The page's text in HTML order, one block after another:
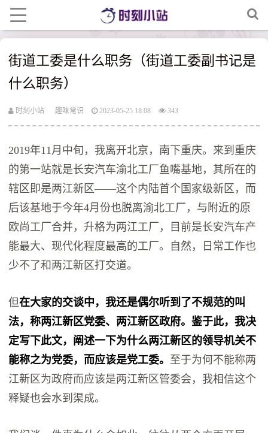
街道工委是什么职务（街道工委副书记是
什么职务）
时刻小站 趣味常识 2023-05-25 18:08 343
2019年11月中旬，我离开北京，南下重庆。来到重庆
的第一站就是长安汽车渝北工厂鱼嘴基地，其所在的
辖区即是两江新区——这个内陆首个国家级新区，而
后该基地于今年4月份也脱离渝北工厂，与附近的原
欧尚工厂合并，升格为两江工厂，目前是长安汽车产
能最大、现代化程度最高的工厂。自然，日常工作也
少不了和两江新区打交道。
但在大家的交谈中，我还是偶尔听到了不规范的叫
法，称两江新区党委、两江新区政府。鉴于此，我决
定写下此文，阐述一下为什么两江新区的领导机关不
能称之为党委，而应该是党工委。 至于为何不能称两
江新区为政府而应该是两江新区管委会，我相信这个
释疑也会水到渠成。